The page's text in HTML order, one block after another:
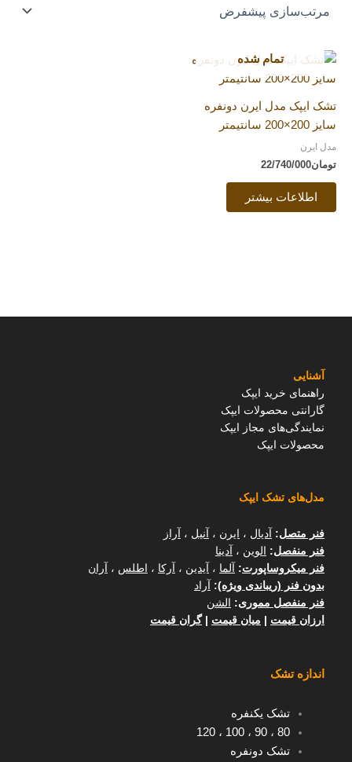
تمام شده
تشک ایپک مدل ایرن دونفره
سایز 200×200 سانتیمتر
مدل ایرن
تومان22/740/000
اطلاعات بیشتر
آشنایی
راهنمای خرید ایپک
گارانتی محصولات ایپک
نمایندگی‌های مجاز ایپک
محصولات ایپک
مدل‌های تشک ایپک
فنر متصل: آدیال ، ایرن ، آنیل ،
آراز
فنر منفصل: الوین ، آدینا
فنر میکروساپورت: آلما ، آیدین ، آرکا ، اطلس ،
آران
بدون فنر (ریباندی ویژه):
آراد
فنر منفصل مموری:
الشن
ارزان قیمت
میان قیمت |گران قیمت
اندازه تشک
تشک یکنفره
80، 90، 100 ، 120
تشک دونفره